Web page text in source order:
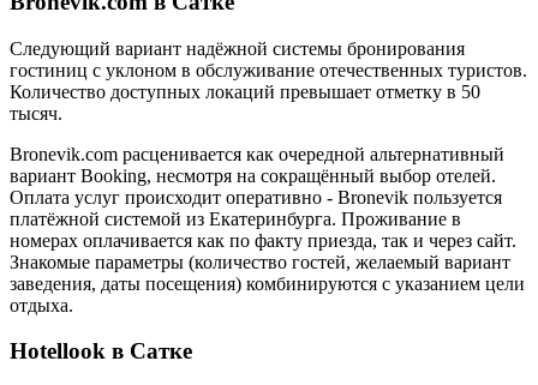
Следующий вариант надёжной системы бронирования
гостиниц с уклоном в обслуживание отечественных туристов.
Количество доступных локаций превышает отметку в 50
тысяч.
Bronevik.com расценивается как очередной альтернативный
вариант Booking, несмотря на сокращённый выбор отелей.
Оплата услуг происходит оперативно - Bronevik пользуется
платёжной системой из Екатеринбурга. Проживание в
номерах оплачивается как по факту приезда, так и через сайт.
Знакомые параметры (количество гостей, желаемый вариант
заведения, даты посещения) комбинируются с указанием цели
отдыха.
Hotellook в Сатке